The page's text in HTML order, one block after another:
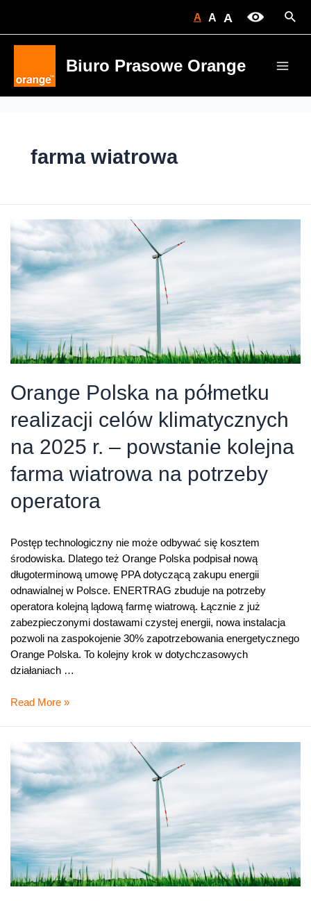
A A A
Biuro Prasowe Orange
farma wiatrowa
Orange Polska na półmetku
realizacji celów klimatycznych
na 2025 r. – powstanie kolejna
farma wiatrowa na potrzeby
operatora
Postęp technologiczny nie może odbywać się kosztem
środowiska. Dlatego też Orange Polska podpisał nową
długoterminową umowę PPA dotyczącą zakupu energii
odnawialnej w Polsce. ENERTRAG zbuduje na potrzeby
operatora kolejną lądową farmę wiatrową. Łącznie z już
zabezpieczonymi dostawami czystej energii, nowa instalacja
pozwoli na zaspokojenie 30% zapotrzebowania energetycznego
Orange Polska. To kolejny krok w dotychczasowych
działaniach …
Orange
półmetku
realizacji
celów
klimatycznych
na
r.
–
powstanie
Read More »